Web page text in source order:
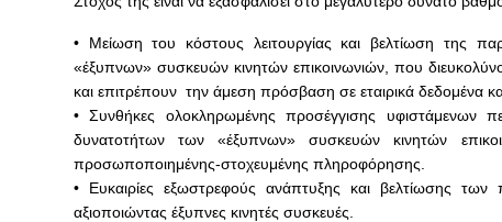
• Μείωση του κόστους λειτουργίας και βελτίωση της
«έξυπνων» συσκευών κινητών επικοινωνιών, που
και επιτρέπουν την άμεση πρόσβαση σε εταιρικά δεδομένα
• Συνθήκες ολοκληρωμένης προσέγγισης υφιστάμενων
δυνατοτήτων των «έξυπνων» συσκευών κινητών
προσωποποιημένης-στοχευμένης πληροφόρησης.
• Ευκαιρίες εξωστρεφούς ανάπτυξης και βελτίωσης
αξιοποιώντας έξυπνες κινητές συσκευές.